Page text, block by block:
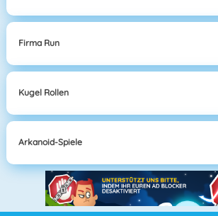
Firma Run
Kugel Rollen
Arkanoid-Spiele